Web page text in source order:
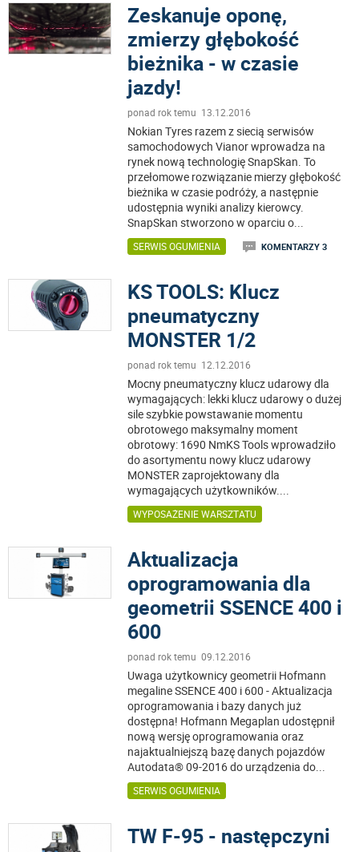
Zeskanuje oponę,
zmierzy głębokość
bieżnika - w czasie
jazdy!
ponad rok temu 13.12.2016
Nokian Tyres razem z siecią serwisów
samochodowych Vianor wprowadza na
rynek nową technologię SnapSkan. To
przełomowe rozwiązanie mierzy głębokość
bieżnika w czasie podróży, a następnie
udostępnia wyniki analizy kierowcy.
SnapSkan stworzono w oparciu o...
SERWIS OGUMIENIA KOMENTARZY 3
KS TOOLS: Klucz
pneumatyczny
MONSTER 1/2
ponad rok temu 12.12.2016
Mocny pneumatyczny klucz udarowy dla
wymagających: lekki klucz udarowy o dużej
sile szybkie powstawanie momentu
obrotowego maksymalny moment
obrotowy: 1690 NmKS Tools wprowadziło
do asortymentu nowy klucz udarowy
MONSTER zaprojektowany dla
wymagających użytkowników....
WYPOSAŻENIE WARSZTATU
Aktualizacja
oprogramowania dla
geometrii SSENCE 400 i
600
ponad rok temu 09.12.2016
Uwaga użytkownicy geometrii Hofmann
megaline SSENCE 400 i 600 - Aktualizacja
oprogramowania i bazy danych już
dostępna! Hofmann Megaplan udostępnił
nową wersję oprogramowania oraz
najaktualniejszą bazę danych pojazdów
Autodata® 09-2016 do urządzenia do...
SERWIS OGUMIENIA
TW F-95 - następczyni